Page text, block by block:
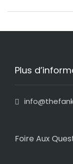
Plus
Foire Aux